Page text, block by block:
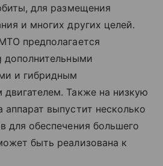
для размещения
и многих других целей.
предполагается
дополнительными
и гибридным
Также на низкую
выпустит несколько
для обеспечения большего
быть реализована к